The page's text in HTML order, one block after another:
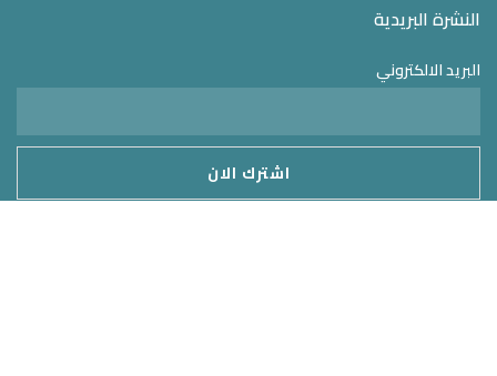
النشرة البريدية
البريد الالكتروني